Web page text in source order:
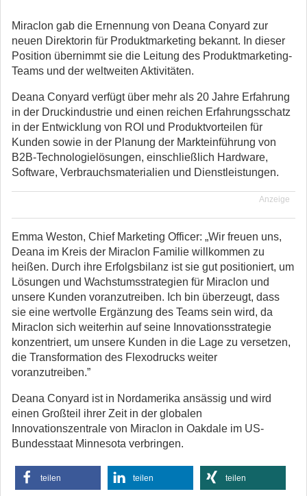
Miraclon gab die Ernennung von Deana Conyard zur
neuen Direktorin für Produktmarketing bekannt. In dieser
Position übernimmt sie die Leitung des Produktmarketing-
Teams und der weltweiten Aktivitäten.
Deana Conyard verfügt über mehr als 20 Jahre Erfahrung
in der Druckindustrie und einen reichen Erfahrungsschatz
in der Entwicklung von ROI und Produktvorteilen für
Kunden sowie in der Planung der Markteinführung von
B2B-Technologielösungen, einschließlich Hardware,
Software, Verbrauchsmaterialien und Dienstleistungen.
Anzeige
Emma Weston, Chief Marketing Officer: „Wir freuen uns,
Deana im Kreis der Miraclon Familie willkommen zu
heißen. Durch ihre Erfolgsbilanz ist sie gut positioniert, um
Lösungen und Wachstumsstrategien für Miraclon und
unsere Kunden voranzutreiben. Ich bin überzeugt, dass
sie eine wertvolle Ergänzung des Teams sein wird, da
Miraclon sich weiterhin auf seine Innovationsstrategie
konzentriert, um unsere Kunden in die Lage zu versetzen,
die Transformation des Flexodrucks weiter
voranzutreiben.”
Deana Conyard ist in Nordamerika ansässig und wird
einen Großteil ihrer Zeit in der globalen
Innovationszentrale von Miraclon in Oakdale im US-
Bundesstaat Minnesota verbringen.
teilen teilen teilen